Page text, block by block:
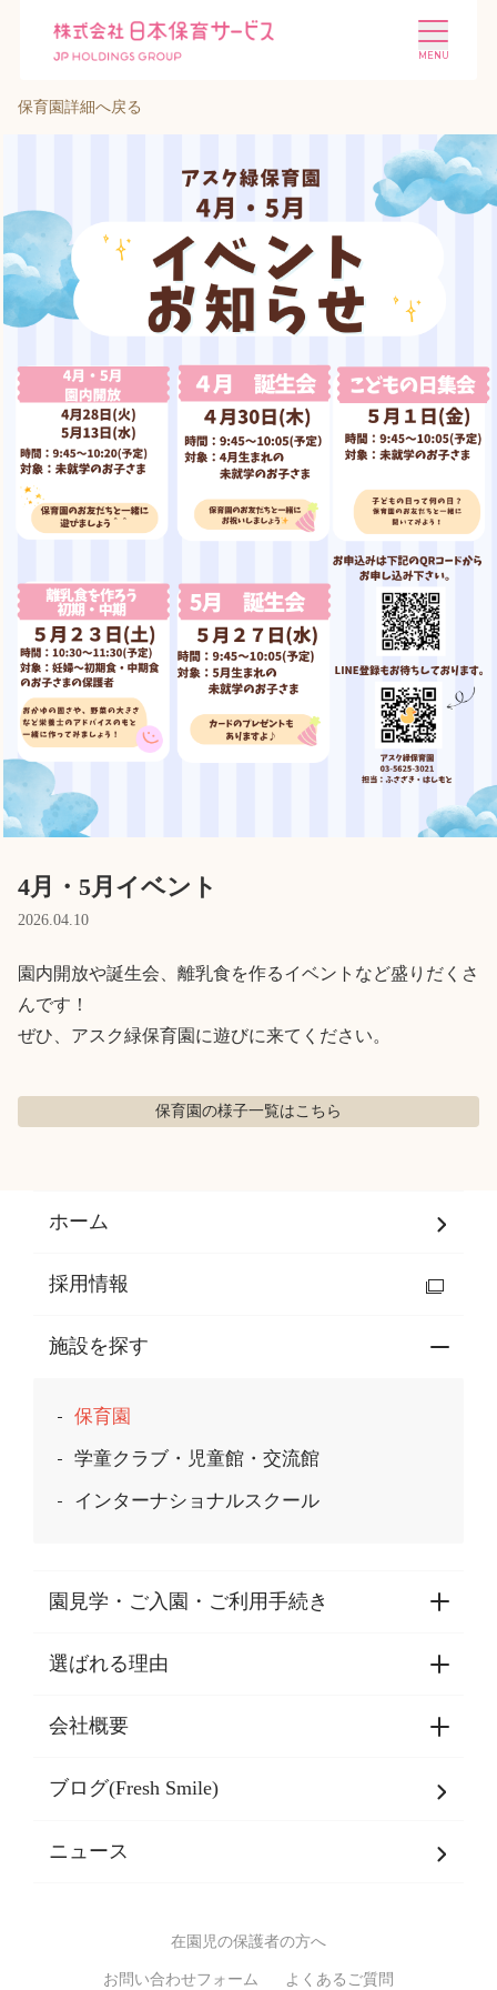
施設を探す 選ばれる理由
会社概要 ニュース
投資家情報 採用情報
Language
ホーム
利用者の声
プライバシーポリシー
保育園詳細へ戻る
4月・5月イベント
2026.04.10
園内開放や誕生会、離乳食を作るイベントなど盛りだくさ
んです！
ぜひ、アスク緑保育園に遊びに来てください。
保育園の様子一覧はこちら
ホーム
採用情報
施設を探す
保育園
学童クラブ・児童館・交流館
インターナショナルスクール
園見学・ご入園・ご利用手続き
園見学・ご入園・ご利用手続き
東京都認証保育所空き状況
選ばれる理由
選ばれる理由一覧
乳児期・幼児期・
バイリンガル保育園
スポーツ保育園
会社概要
会社概要
SDGsについて
ブログ(Fresh Smile)
ニュース
在園児の保護者の方へ
お問い合わせフォーム よくあるご質問